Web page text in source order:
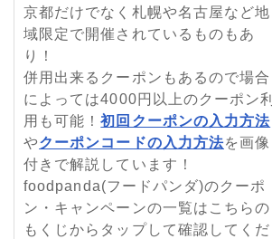
京都だけでなく札幌や名古屋など地
域限定で開催されているものもあ
り！
併用出来るクーポンもあるので場合
によっては4000円以上のクーポン利
用も可能！初回クーポンの入力方法
やクーポンコードの入力方法を画像
付きで解説しています！
foodpanda(フードパンダ)のクーポ
ン・キャンペーンの一覧はこちらの
もくじからタップして確認してくだ